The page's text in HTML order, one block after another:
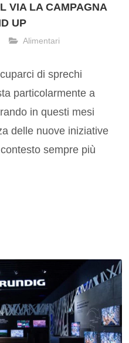
VIA LA CAMPAGNA
UP
Alimentari
di sprechi
particolarmente a
in questi mesi
delle nuove iniziative
sempre più